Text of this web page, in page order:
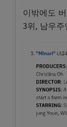
이밖에도
3위, 남우